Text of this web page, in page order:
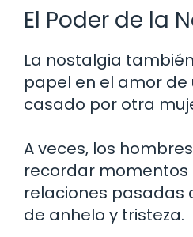
El Poder de la
La nostalgia
papel en el amor de
casado por otra
A veces, los
recordar momentos
relaciones pasadas
de anhelo y tristeza.